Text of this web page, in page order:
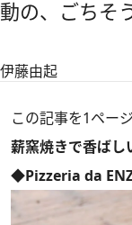
動の、ごちそ
伊藤由起
この記事を1ペー
薪窯焼きで香ばし
◆Pizzeria da